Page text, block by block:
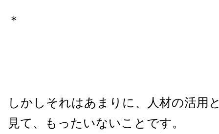
＊
しかしそれはあまりに、人材の活用
見て、もったいないことです。